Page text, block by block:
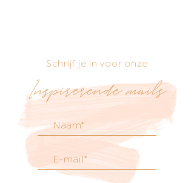
Schrijf je in voor onze
Inspirerende mails